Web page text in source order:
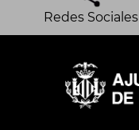
Redes Sociales